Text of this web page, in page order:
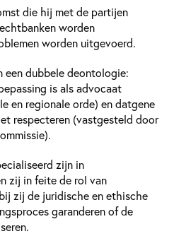
die hij met de partijen
worden
worden uitgevoerd.
een dubbele deontologie:
is als advocaat
en regionale orde) en datgene
respecteren (vastgesteld door
zijn in
zij in feite de rol van
zij de juridische en ethische
garanderen of de